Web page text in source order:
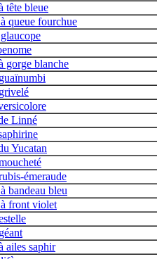
tête bleue
queue fourchue
gorge blanche
Linné
Yucatan
émeraude
bandeau bleu
front violet
ailes saphir